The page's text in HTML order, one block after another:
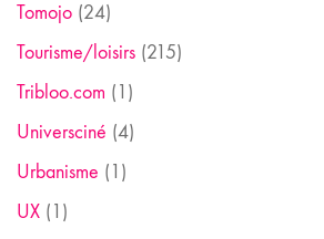
Tomojo (24)
Tourisme/loisirs (215)
Tribloo.com (1)
Universciné (4)
Urbanisme (1)
UX (1)